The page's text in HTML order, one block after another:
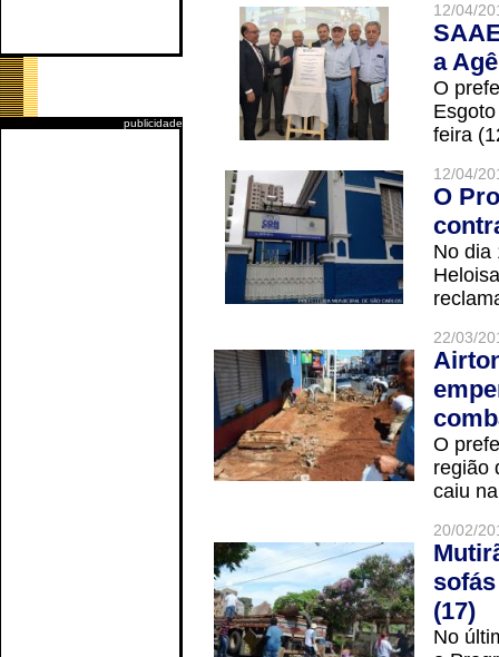
publicidade
12/04/
a
O
feira
12/04/
O
No dia
22/03/
O
região
caiu
20/02/
(17)
No